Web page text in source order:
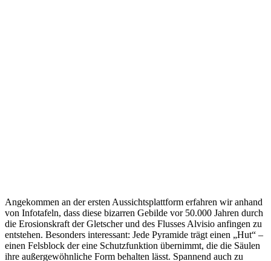
Angekommen an der ersten Aussichtsplattform erfahren wir anhand
von Infotafeln, dass diese bizarren Gebilde vor 50.000 Jahren durch
die Erosionskraft der Gletscher und des Flusses Alvisio anfingen zu
entstehen. Besonders interessant: Jede Pyramide trägt einen „Hut“ –
einen Felsblock der eine Schutzfunktion übernimmt, die die Säulen
ihre außergewöhnliche Form behalten lässt. Spannend auch zu